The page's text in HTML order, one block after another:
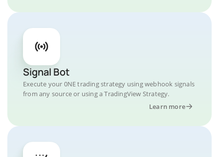
Signal Bot
Execute your 0NE trading strategy using webhook signals
from any source or using a TradingView Strategy.
Learn more